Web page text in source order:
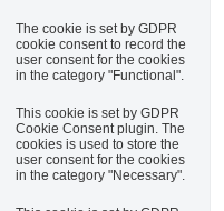
The cookie is set by GDPR
cookie consent to record the
user consent for the cookies
in the category "Functional".
This cookie is set by GDPR
Cookie Consent plugin. The
cookies is used to store the
user consent for the cookies
in the category "Necessary".